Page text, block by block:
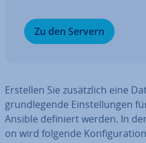
Zu den Servern
Erstellen Sie zu­sätz­lich eine
grund­le­gen­de Ein­stel­lun­gen
Ansible definiert werden. In
on wird folgende